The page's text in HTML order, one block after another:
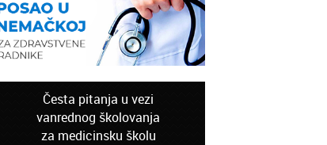
Česta pitanja u vezi
vanrednog školovanja
za medicinsku školu